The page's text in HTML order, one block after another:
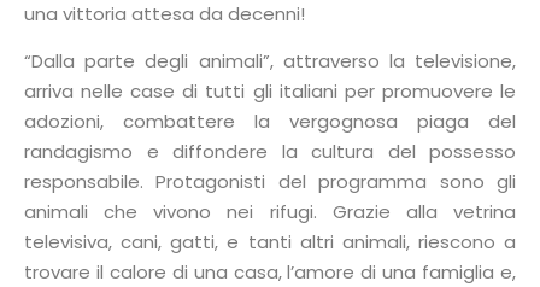
una vittoria attesa da decenni!
“Dalla parte degli animali”, attraverso la televisione,
arriva nelle case di tutti gli italiani per promuovere le
adozioni, combattere la vergognosa piaga del
randagismo e diffondere la cultura del possesso
responsabile. Protagonisti del programma sono gli
animali che vivono nei rifugi. Grazie alla vetrina
televisiva, cani, gatti, e tanti altri animali, riescono a
trovare il calore di una casa, l’amore di una famiglia e,